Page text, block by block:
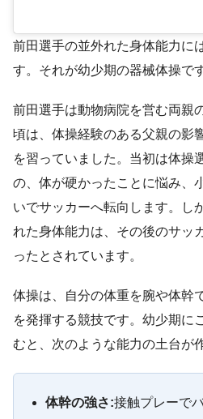
前田選手の並外れた身体能力に
す。それが幼少期の器械体操です
前田選手は動物病院を営む両親
頃は、体操経験のある父親の影
を習っていました。当初は体操
の、体が硬かったことに悩み、
いでサッカーへ転向します。し
れた身体能力は、その後のサッ
ったとされています。
体操は、自分の体重を腕や体幹
を発揮する競技です。幼少期に
むと、次のような能力の土台が
体幹の強さ:接触プレーで